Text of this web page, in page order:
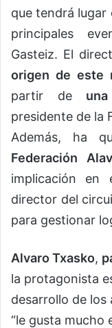
que tendrá lugar
principales
Gasteiz. El
origen de este
partir de
presidente de la
Además, ha
Federación
implicación
director del
para gestionar
Alvaro Txasko,
la protagonista
desarrollo de los
“le gusta mucho